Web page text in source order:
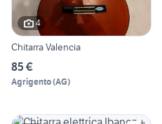
4
Chitarra Valencia
85 €
Agrigento(AG)